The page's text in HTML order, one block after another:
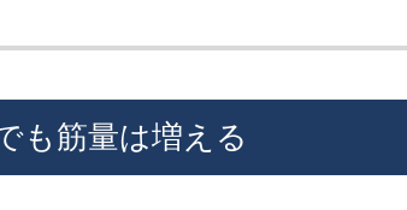
も筋量は増える